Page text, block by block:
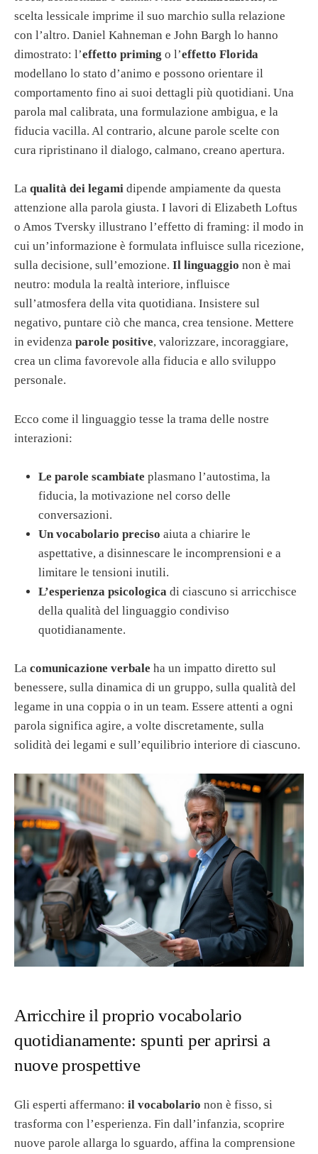
scelta lessicale imprime il suo marchio sulla relazione
con l’altro. Daniel Kahneman e John Bargh lo hanno
dimostrato: l’effetto priming o l’effetto Florida
modellano lo stato d’animo e possono orientare il
comportamento fino ai suoi dettagli più quotidiani. Una
parola mal calibrata, una formulazione ambigua, e la
fiducia vacilla. Al contrario, alcune parole scelte con
cura ripristinano il dialogo, calmano, creano apertura.
La qualità dei legami dipende ampiamente da questa
attenzione alla parola giusta. I lavori di Elizabeth Loftus
o Amos Tversky illustrano l’effetto di framing: il modo in
cui un’informazione è formulata influisce sulla ricezione,
sulla decisione, sull’emozione. Il linguaggio non è mai
neutro: modula la realtà interiore, influisce
sull’atmosfera della vita quotidiana. Insistere sul
negativo, puntare ciò che manca, crea tensione. Mettere
in evidenza parole positive, valorizzare, incoraggiare,
crea un clima favorevole alla fiducia e allo sviluppo
personale.
Ecco come il linguaggio tesse la trama delle nostre
interazioni:
Le parole scambiate plasmano l’autostima, la
fiducia, la motivazione nel corso delle
conversazioni.
Un vocabolario preciso aiuta a chiarire le
aspettative, a disinnescare le incomprensioni e a
limitare le tensioni inutili.
L’esperienza psicologica di ciascuno si arricchisce
della qualità del linguaggio condiviso
quotidianamente.
La comunicazione verbale ha un impatto diretto sul
benessere, sulla dinamica di un gruppo, sulla qualità del
legame in una coppia o in un team. Essere attenti a ogni
parola significa agire, a volte discretamente, sulla
solidità dei legami e sull’equilibrio interiore di ciascuno.
Arricchire il proprio vocabolario
quotidianamente: spunti per aprirsi a
nuove prospettive
Gli esperti affermano: il vocabolario non è fisso, si
trasforma con l’esperienza. Fin dall’infanzia, scoprire
nuove parole allarga lo sguardo, affina la comprensione